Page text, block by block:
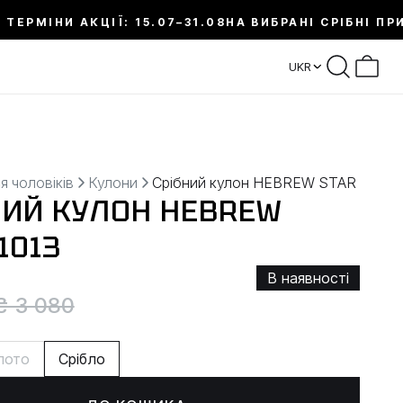
АКЦІЇ: 15.07–31.08 НА ВИБРАНІ СРІБНІ
UKR
чоловіків Кулони Срібний кулон HEBREW STAR
КУЛОН HEBREW
В наявності
3 080
Срібло